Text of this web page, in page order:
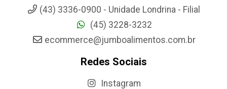
(43) 3336-0900 - Unidade Londrina - Filial
(45) 3228-3232
ecommerce@jumboalimentos.com.br
Redes Sociais
Instagram